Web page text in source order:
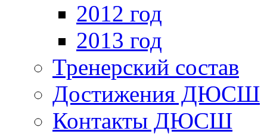
2012 год
2013 год
Тренерский состав
Достижения ДЮСШ
Контакты ДЮСШ